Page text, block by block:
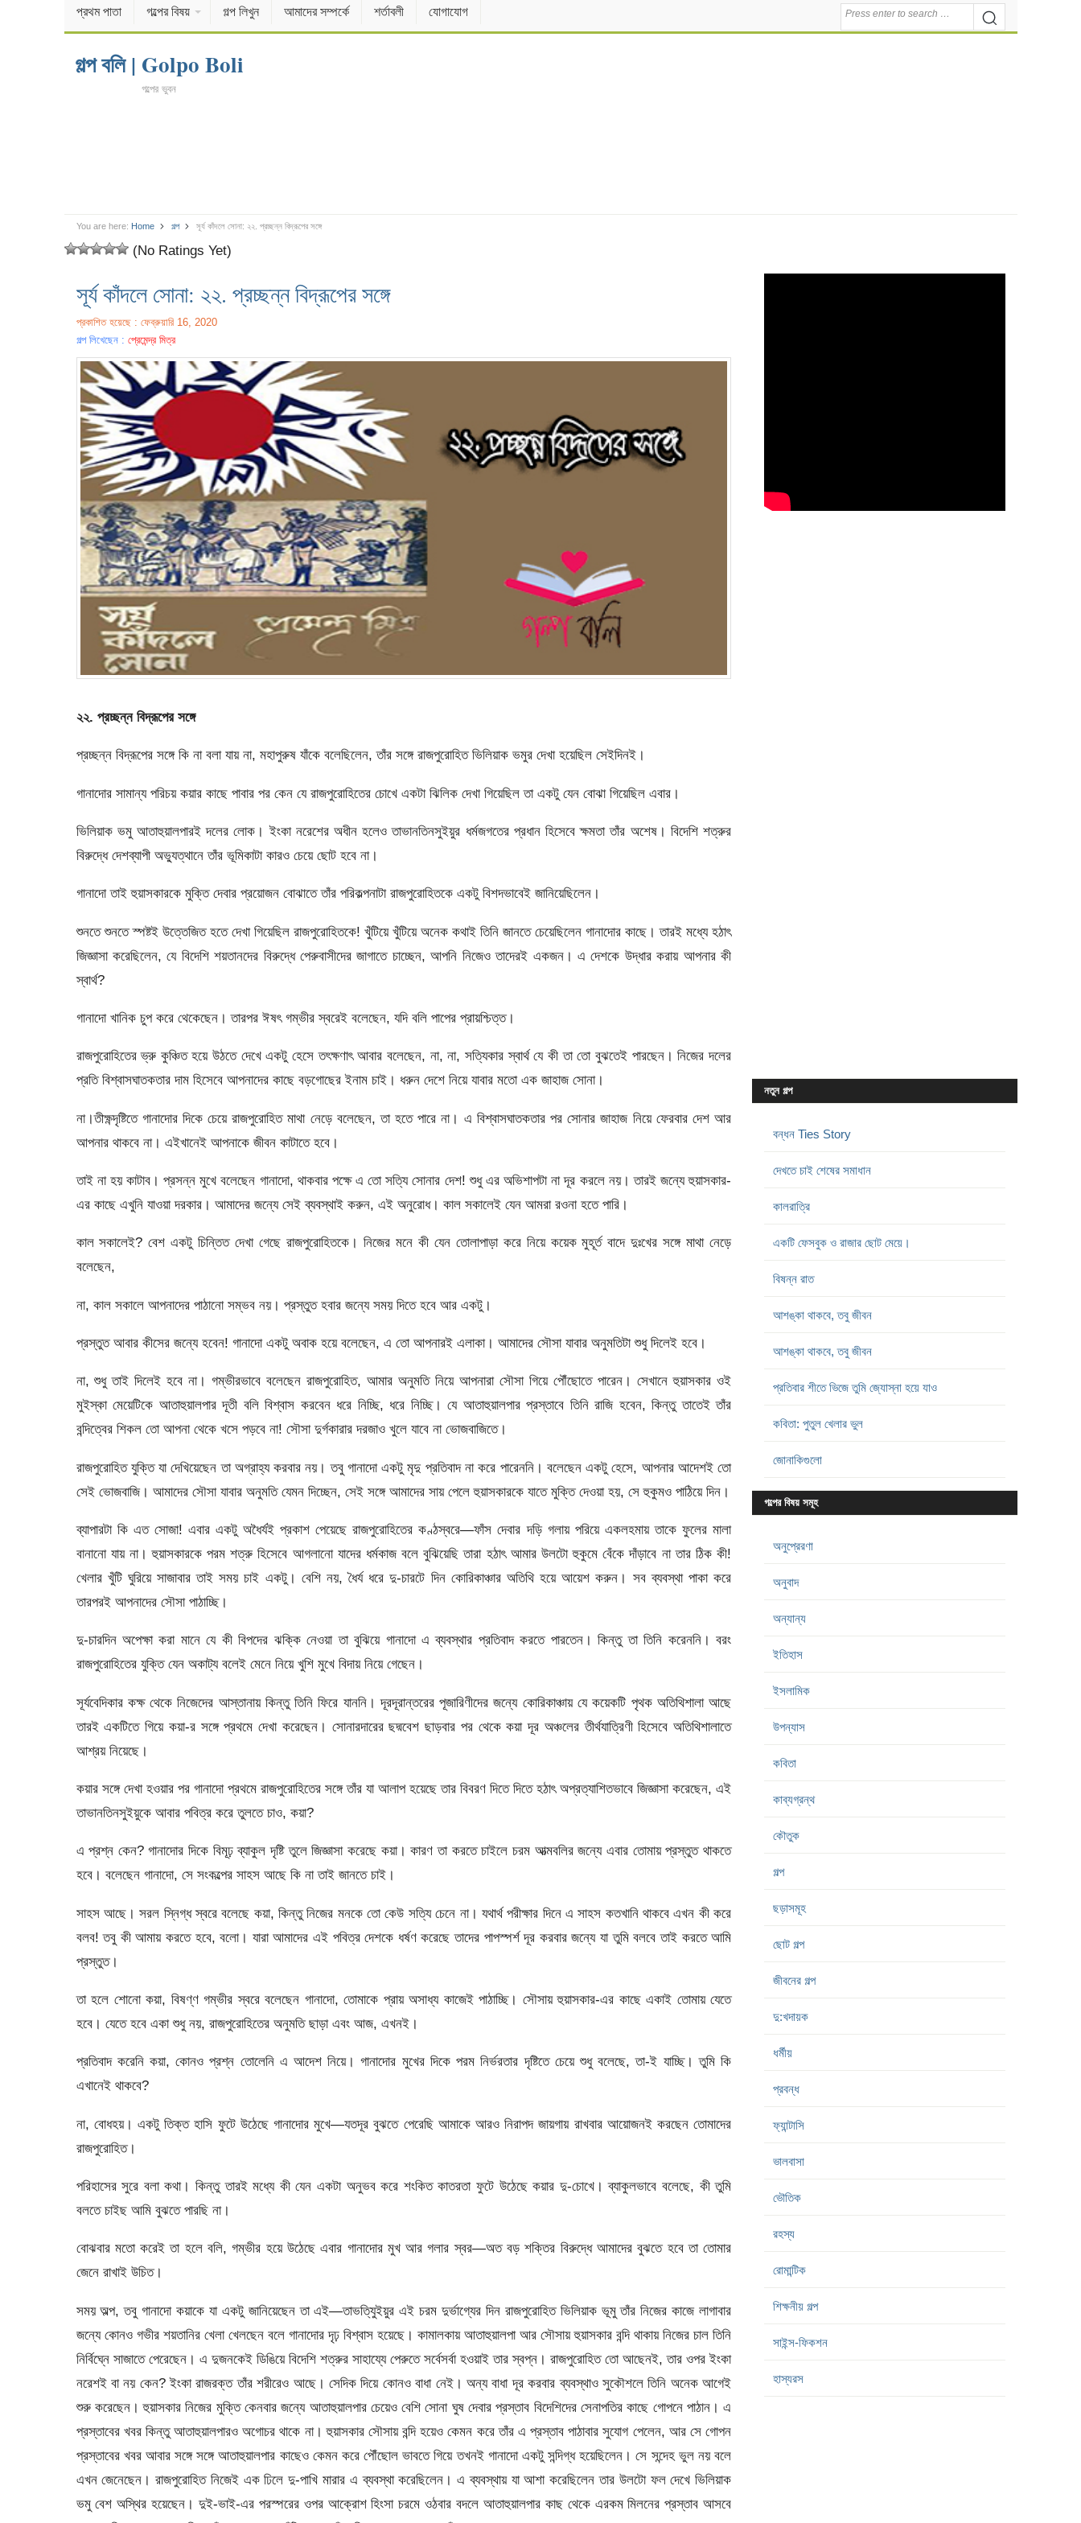
প্রথম পাতা গল্পের বিষয় গল্প লিখুন আমাদের সম্পর্কে শর্তাবলী যোগাযোগ
গল্প বলি | Golpo Boli
গল্পের ভুবন
You are here: Home গল্প সূর্য কাঁদলে সোনা: ২২. প্রচ্ছন্ন বিদ্রূপের সঙ্গে
(No Ratings Yet)
সূর্য কাঁদলে সোনা: ২২. প্রচ্ছন্ন বিদ্রূপের সঙ্গে
প্রকাশিত হয়েছে : ফেব্রুয়ারি 16, 2020
গল্প লিখেছেন : প্রেমেন্দ্র মিত্র
২২. প্রচ্ছন্ন বিদ্রূপের সঙ্গে
প্রচ্ছন্ন বিদ্রূপের সঙ্গে কি না বলা যায় না, মহাপুরুষ যাঁকে বলেছিলেন, তাঁর সঙ্গে রাজপুরোহিত ভিলিয়াক ভমুর দেখা হয়েছিল সেইদিনই।
গানাদোর সামান্য পরিচয় কয়ার কাছে পাবার পর কেন যে রাজপুরোহিতের চোখে একটা ঝিলিক দেখা গিয়েছিল তা একটু যেন বোঝা গিয়েছিল এবার।
ভিলিয়াক ভমু আতাহুয়ালপারই দলের লোক। ইংকা নরেশের অধীন হলেও তাভানতিনসুইয়ুর ধর্মজগতের প্রধান হিসেবে ক্ষমতা তাঁর অশেষ। বিদেশি শত্রুর
বিরুদ্ধে দেশব্যাপী অভ্যুত্থানে তাঁর ভূমিকাটা কারও চেয়ে ছোট হবে না।
গানাদো তাই হুয়াসকারকে মুক্তি দেবার প্রয়োজন বোঝাতে তাঁর পরিকল্পনাটা রাজপুরোহিতকে একটু বিশদভাবেই জানিয়েছিলেন।
শুনতে শুনতে স্পষ্টই উত্তেজিত হতে দেখা গিয়েছিল রাজপুরোহিতকে! খুঁটিয়ে খুঁটিয়ে অনেক কথাই তিনি জানতে চেয়েছিলেন গানাদোর কাছে। তারই মধ্যে হঠাৎ
জিজ্ঞাসা করেছিলেন, যে বিদেশি শয়তানদের বিরুদ্ধে পেরুবাসীদের জাগাতে চাচ্ছেন, আপনি নিজেও তাদেরই একজন। এ দেশকে উদ্ধার করায় আপনার কী
স্বার্থ?
গানাদো খানিক চুপ করে থেকেছেন। তারপর ঈষৎ গম্ভীর স্বরেই বলেছেন, যদি বলি পাপের প্রায়শ্চিত্ত।
রাজপুরোহিতের ভ্রু কুঞ্চিত হয়ে উঠতে দেখে একটু হেসে তৎক্ষণাৎ আবার বলেছেন, না, না, সত্যিকার স্বার্থ যে কী তা তো বুঝতেই পারছেন। নিজের দলের
প্রতি বিশ্বাসঘাতকতার দাম হিসেবে আপনাদের কাছে বড়গোছের ইনাম চাই। ধরুন দেশে নিয়ে যাবার মতো এক জাহাজ সোনা।
না।তীক্ষ্ণদৃষ্টিতে গানাদোর দিকে চেয়ে রাজপুরোহিত মাথা নেড়ে বলেছেন, তা হতে পারে না। এ বিশ্বাসঘাতকতার পর সোনার জাহাজ নিয়ে ফেরবার দেশ আর
আপনার থাকবে না। এইখানেই আপনাকে জীবন কাটাতে হবে।
তাই না হয় কাটাব। প্রসন্ন মুখে বলেছেন গানাদো, থাকবার পক্ষে এ তো সত্যি সোনার দেশ! শুধু এর অভিশাপটা না দূর করলে নয়। তারই জন্যে হুয়াসকার-
এর কাছে এখুনি যাওয়া দরকার। আমাদের জন্যে সেই ব্যবস্থাই করুন, এই অনুরোধ। কাল সকালেই যেন আমরা রওনা হতে পারি।
কাল সকালেই? বেশ একটু চিন্তিত দেখা গেছে রাজপুরোহিতকে। নিজের মনে কী যেন তোলাপাড়া করে নিয়ে কয়েক মুহূর্ত বাদে দুঃখের সঙ্গে মাথা নেড়ে
বলেছেন,
না, কাল সকালে আপনাদের পাঠানো সম্ভব নয়। প্রস্তুত হবার জন্যে সময় দিতে হবে আর একটু।
প্রস্তুত আবার কীসের জন্যে হবেন! গানাদো একটু অবাক হয়ে বলেছেন, এ তো আপনারই এলাকা। আমাদের সৌসা যাবার অনুমতিটা শুধু দিলেই হবে।
না, শুধু তাই দিলেই হবে না। গম্ভীরভাবে বলেছেন রাজপুরোহিত, আমার অনুমতি নিয়ে আপনারা সৌসা গিয়ে পৌঁছোতে পারেন। সেখানে হুয়াসকার ওই
মুইস্কা মেয়েটিকে আতাহুয়ালপার দূতী বলি বিশ্বাস করবেন ধরে নিচ্ছি, ধরে নিচ্ছি। যে আতাহুয়ালপার প্রস্তাবে তিনি রাজি হবেন, কিন্তু তাতেই তাঁর
বন্দিত্বের শিকল তো আপনা থেকে খসে পড়বে না! সৌসা দুর্গকারার দরজাও খুলে যাবে না ভোজবাজিতে।
রাজপুরোহিত যুক্তি যা দেখিয়েছেন তা অগ্রাহ্য করবার নয়। তবু গানাদো একটু মৃদু প্রতিবাদ না করে পারেননি। বলেছেন একটু হেসে, আপনার আদেশই তো
সেই ভোজবাজি। আমাদের সৌসা যাবার অনুমতি যেমন দিচ্ছেন, সেই সঙ্গে আমাদের সায় পেলে হুয়াসকারকে যাতে মুক্তি দেওয়া হয়, সে হুকুমও পাঠিয়ে দিন।
ব্যাপারটা কি এত সোজা! এবার একটু অধৈর্যই প্রকাশ পেয়েছে রাজপুরোহিতের কণ্ঠস্বরে—ফাঁস দেবার দড়ি গলায় পরিয়ে একলহমায় তাকে ফুলের মালা
বানানো যায় না। হুয়াসকারকে পরম শত্রু হিসেবে আগলানো যাদের ধর্মকাজ বলে বুঝিয়েছি তারা হঠাৎ আমার উলটো হুকুমে বেঁকে দাঁড়াবে না তার ঠিক কী!
খেলার খুঁটি ঘুরিয়ে সাজাবার তাই সময় চাই একটু। বেশি নয়, ধৈর্য ধরে দু-চারটে দিন কোরিকাঞ্চার অতিথি হয়ে আয়েশ করুন। সব ব্যবস্থা পাকা করে
তারপরই আপনাদের সৌসা পাঠাচ্ছি।
দু-চারদিন অপেক্ষা করা মানে যে কী বিপদের ঝক্কি নেওয়া তা বুঝিয়ে গানাদো এ ব্যবস্থার প্রতিবাদ করতে পারতেন। কিন্তু তা তিনি করেননি। বরং
রাজপুরোহিতের যুক্তি যেন অকাট্য বলেই মেনে নিয়ে খুশি মুখে বিদায় নিয়ে গেছেন।
সূর্যবেদিকার কক্ষ থেকে নিজেদের আস্তানায় কিন্তু তিনি ফিরে যাননি। দূরদূরান্তরের পূজারিণীদের জন্যে কোরিকাঞ্চায় যে কয়েকটি পৃথক অতিথিশালা আছে
তারই একটিতে গিয়ে কয়া-র সঙ্গে প্রথমে দেখা করেছেন। সোনারদারের ছদ্মবেশ ছাড়বার পর থেকে কয়া দূর অঞ্চলের তীর্থযাত্রিণী হিসেবে অতিথিশালাতে
আশ্রয় নিয়েছে।
কয়ার সঙ্গে দেখা হওয়ার পর গানাদো প্রথমে রাজপুরোহিতের সঙ্গে তাঁর যা আলাপ হয়েছে তার বিবরণ দিতে দিতে হঠাৎ অপ্রত্যাশিতভাবে জিজ্ঞাসা করেছেন, এই
তাভানতিনসুইয়ুকে আবার পবিত্র করে তুলতে চাও, কয়া?
এ প্রশ্ন কেন? গানাদোর দিকে বিমূঢ় ব্যাকুল দৃষ্টি তুলে জিজ্ঞাসা করেছে কয়া। কারণ তা করতে চাইলে চরম আত্মবলির জন্যে এবার তোমায় প্রস্তুত থাকতে
হবে। বলেছেন গানাদো, সে সংকল্পের সাহস আছে কি না তাই জানতে চাই।
সাহস আছে। সরল স্নিগ্ধ স্বরে বলেছে কয়া, কিন্তু নিজের মনকে তো কেউ সত্যি চেনে না। যথার্থ পরীক্ষার দিনে এ সাহস কতখানি থাকবে এখন কী করে
বলব! তবু কী আমায় করতে হবে, বলো। যারা আমাদের এই পবিত্র দেশকে ধর্ষণ করেছে তাদের পাপস্পর্শ দূর করবার জন্যে যা তুমি বলবে তাই করতে আমি
প্রস্তুত।
তা হলে শোনো কয়া, বিষণ্ণ গম্ভীর স্বরে বলেছেন গানাদো, তোমাকে প্রায় অসাধ্য কাজেই পাঠাচ্ছি। সৌসায় হুয়াসকার-এর কাছে একাই তোমায় যেতে
হবে। যেতে হবে একা শুধু নয়, রাজপুরোহিতের অনুমতি ছাড়া এবং আজ, এখনই।
প্রতিবাদ করেনি কয়া, কোনও প্রশ্ন তোলেনি এ আদেশ নিয়ে। গানাদোর মুখের দিকে পরম নির্ভরতার দৃষ্টিতে চেয়ে শুধু বলেছে, তা-ই যাচ্ছি। তুমি কি
এখানেই থাকবে?
না, বোধহয়। একটু তিক্ত হাসি ফুটে উঠেছে গানাদোর মুখে—যতদূর বুঝতে পেরেছি আমাকে আরও নিরাপদ জায়গায় রাখবার আয়োজনই করছেন তোমাদের
রাজপুরোহিত।
পরিহাসের সুরে বলা কথা। কিন্তু তারই মধ্যে কী যেন একটা অনুভব করে শংকিত কাতরতা ফুটে উঠেছে কয়ার দু-চোখে। ব্যাকুলভাবে বলেছে, কী তুমি
বলতে চাইছ আমি বুঝতে পারছি না।
বোঝবার মতো করেই তা হলে বলি, গম্ভীর হয়ে উঠেছে এবার গানাদোর মুখ আর গলার স্বর—অত বড় শক্তির বিরুদ্ধে আমাদের বুঝতে হবে তা তোমার
জেনে রাখাই উচিত।
সময় অল্প, তবু গানাদো কয়াকে যা একটু জানিয়েছেন তা এই—তাভতি্যুইয়ুর এই চরম দুর্ভাগ্যের দিন রাজপুরোহিত ভিলিয়াক ভূমু তাঁর নিজের কাজে লাগাবার
জন্যে কোনও গভীর শয়তানির খেলা খেলছেন বলে গানাদোর দৃঢ় বিশ্বাস হয়েছে। কামালকায় আতাহুয়ালপা আর সৌসায় হুয়াসকার বন্দি থাকায় নিজের চাল তিনি
নির্বিঘ্নে সাজাতে পেরেছেন। এ দুজনকেই ডিঙিয়ে বিদেশি শত্রুর সাহায্যে পেরুতে সর্বেসর্বা হওয়াই তার স্বপ্ন। রাজপুরোহিত তো আছেনই, তার ওপর ইংকা
নরেশই বা নয় কেন? ইংকা রাজরক্ত তাঁর শরীরেও আছে। সেদিক দিয়ে কোনও বাধা নেই। অন্য বাধা দূর করবার ব্যবস্থাও সুকৌশলে তিনি অনেক আগেই
শুরু করেছেন। হুয়াসকার নিজের মুক্তি কেনবার জন্যে আতাহুয়ালপার চেয়েও বেশি সোনা ঘুষ দেবার প্রস্তাব বিদেশিদের সেনাপতির কাছে গোপনে পাঠান। এ
প্রস্তাবের খবর কিন্তু আতাহুয়ালপারও অগোচর থাকে না। হুয়াসকার সৌসায় বন্দি হয়েও কেমন করে তাঁর এ প্রস্তাব পাঠাবার সুযোগ পেলেন, আর সে গোপন
প্রস্তাবের খবর আবার সঙ্গে সঙ্গে আতাহুয়ালপার কাছেও কেমন করে পৌঁছোল ভাবতে গিয়ে তখনই গানাদো একটু সন্দিগ্ধ হয়েছিলেন। সে সন্দেহ ভুল নয় বলে
এখন জেনেছেন। রাজপুরোহিত নিজেই এক ঢিলে দু-পাখি মারার এ ব্যবস্থা করেছিলেন। এ ব্যবস্থায় যা আশা করেছিলেন তার উলটো ফল দেখে ভিলিয়াক
ভমু বেশ অস্থির হয়েছেন। দুই-ভাই-এর পরস্পরের ওপর আক্রোশ হিংসা চরমে ওঠবার বদলে আতাহুয়ালপার কাছ থেকে এরকম মিলনের প্রস্তাব আসবে
নতুন গল্প
বন্ধন Ties Story
দেখতে চাই শেষের সমাধান
কালরাত্রি
একটি ফেসবুক ও রাজার ছোট মেয়ে।
বিষন্ন রাত
আশঙ্কা থাকবে, তবু জীবন
আশঙ্কা থাকবে, তবু জীবন
প্রতিবার শীতে ভিজে তুমি জ্যোস্না হয়ে যাও
কবিতা: পুতুল খেলার ভুল
জোনাকিগুলো
গল্পের বিষয় সমূহ
অনুপ্রেরণা
অনুবাদ
অন্যান্য
ইতিহাস
ইসলামিক
উপন্যাস
কবিতা
কাব্যগ্রন্থ
কৌতুক
গল্প
ছড়াসমূহ
ছোট গল্প
জীবনের গল্প
দু:খদায়ক
ধর্মীয়
প্রবন্ধ
ফ্যান্টাসি
ভালবাসা
ভৌতিক
রহস্য
রোমান্টিক
শিক্ষনীয় গল্প
সাইন্স-ফিকশন
হাস্যরস